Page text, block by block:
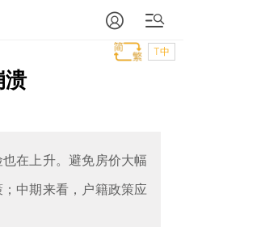
T中
溃
在上升。避免房价大幅
中期来看，户籍政策应